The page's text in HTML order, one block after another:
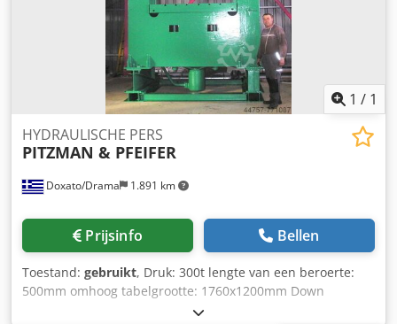
1 / 1
Doxato/Drama 1.891 km
HYDRAULISCHE PERS
PITZMAN & PFEIFER
Prijsinfo Bellen
Toestand: gebruikt, Druk: 300t lengte van een beroerte:
500mm omhoog tabelgrootte: 1760x1200mm Down
tabelgrootte: 1760x1200mm Back druk: 100t gewicht: